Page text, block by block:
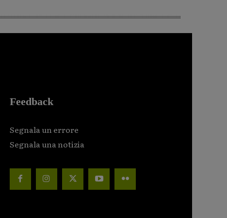
Feedback
Segnala un errore
Segnala una notizia